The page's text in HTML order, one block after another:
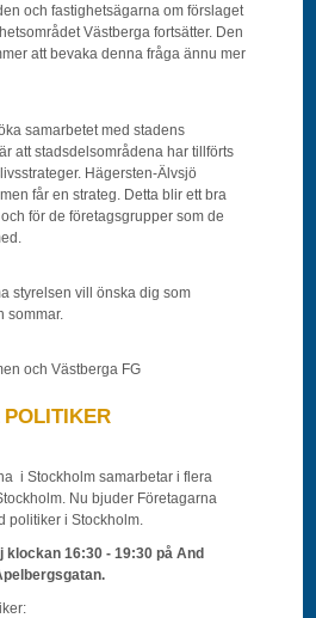
och fastighetsägarna om förslaget
Västberga fortsätter. Den
att bevaka denna fråga ännu mer
samarbetet med stadens
att stadsdelsområdena har tillförts
Hägersten-Älvsjö
får en strateg. Detta blir ett bra
för de företagsgrupper som de
styrelsen vill önska dig som
sommar.
och Västberga FG
POLITIKER
i Stockholm samarbetar i flera
Nu bjuder Företagarna
politiker i Stockholm.
klockan 16:30 - 19:30 på And